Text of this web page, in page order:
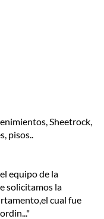
Sheetrock,
pisos..
equipo de la
solicitamos la
cual fue